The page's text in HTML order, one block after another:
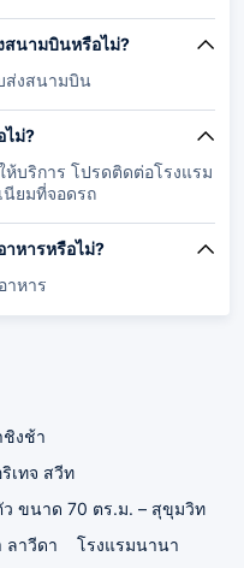
สนามบินหรือไม่?
ส่งสนามบิน
ไม่?
บริการ โปรดติดต่อโรงแรม
นียมที่จอดรถ
าหารหรือไม่?
าหาร
ชิงช้า
เทจ สวีท
ขนาด 70 ตร.ม. – สุขุมวิท
ลาวีดา
โรงแรมนานา